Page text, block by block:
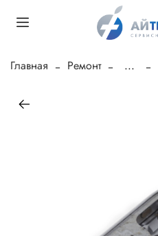
Главная Ремонт ...